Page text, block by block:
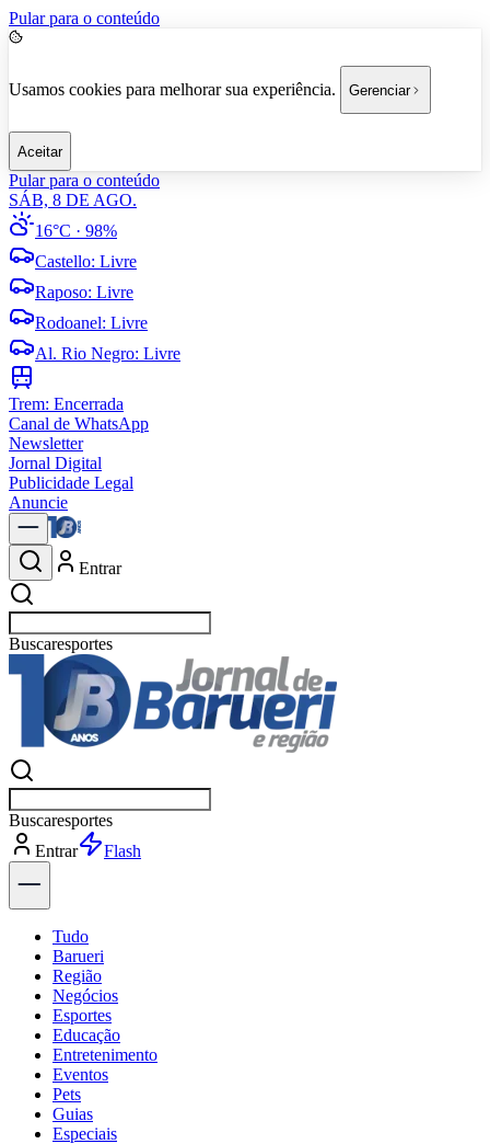
Pular para o conteúdo
Usamos cookies para melhorar sua experiência. Gerenciar
Aceitar
Pular para o conteúdo
SÁB, 8 DE AGO.
16°C · 98%
Castello: Livre
Raposo: Livre
Rodoanel: Livre
Al. Rio Negro: Livre
Trem: Encerrada
Canal de WhatsApp
Newsletter
Jornal Digital
Publicidade Legal
Anuncie
Entrar
Buscarpolítica
Buscarpolítica
Entrar
Explorar
Tudo
Barueri
Região
Negócios
Esportes
Educação
Entretenimento
Eventos
Pets
Guias
Especiais